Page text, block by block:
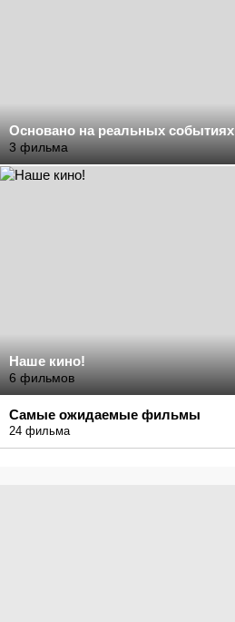
Самые ожидаемые фильмы
24 фильма
Основано на реальных событиях
3 фильма
Наше кино!
6 фильмов